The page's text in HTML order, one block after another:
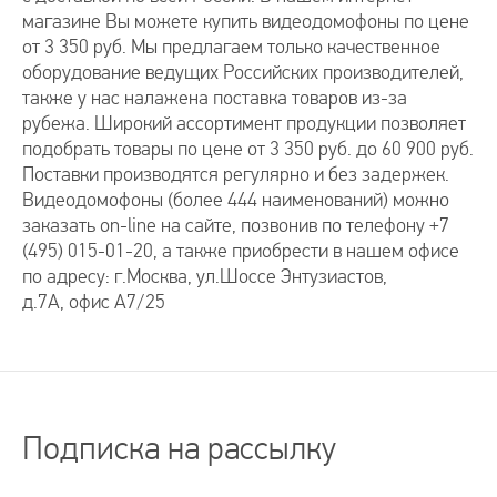
Количество:
Имя
Email
Телефон
Комментарий к заказу
Я ознакомился
Количество:
Имя
Email
Телефон
Комментарий к заказу
Я ознакомился
магазине Вы можете купить видеодомофоны по цене
от 3 350 руб. Мы предлагаем только качественное
оборудование ведущих Российских производителей,
также у нас налажена поставка товаров из-за
рубежа. Широкий ассортимент продукции позволяет
подобрать товары по цене от 3 350 руб. до 60 900 руб.
Поставки производятся регулярно и без задержек.
Видеодомофоны (более 444 наименований) можно
заказать on-line на сайте, позвонив по телефону +7
(495) 015-01-20, а также приобрести в нашем офисе
по адресу: г.Москва, ул.Шоссе Энтузиастов,
д.7А, офис А7/25
Подписка на рассылку